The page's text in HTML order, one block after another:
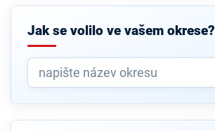
Jak se volilo ve vašem okrese?